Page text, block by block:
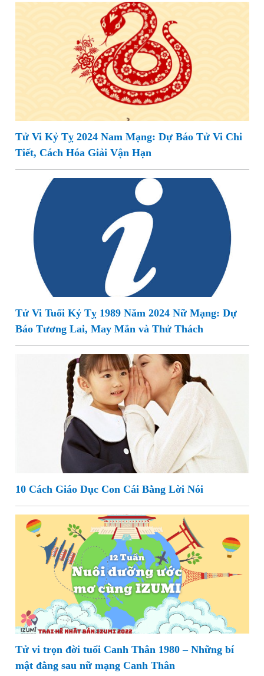
Tử Vi Kỷ Tỵ 2024 Nam Mạng: Dự Báo Tử Vi Chi
Tiết, Cách Hóa Giải Vận Hạn
Tử Vi Tuổi Kỷ Tỵ 1989 Năm 2024 Nữ Mạng: Dự
Báo Tương Lai, May Mắn và Thử Thách
10 Cách Giáo Dục Con Cái Bằng Lời Nói
Tử vi trọn đời tuổi Canh Thân 1980 – Những bí
mật đằng sau nữ mạng Canh Thân